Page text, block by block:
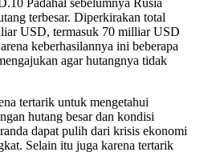
terbesar. Diperkirakan total
USD, termasuk 70 milliar USD
keberhasilannya ini beberapa
agar hutangnya tidak
tertarik untuk mengetahui
hutang besar dan kondisi
dapat pulih dari krisis ekonomi
Selain itu juga karena tertarik